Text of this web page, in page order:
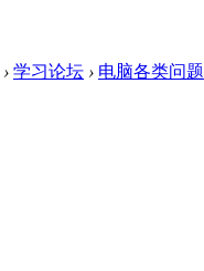
› 学习论坛 › 电脑各类问题